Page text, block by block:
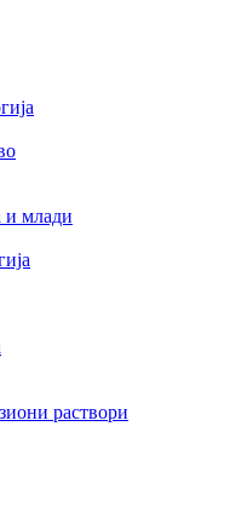
и млади
раствори